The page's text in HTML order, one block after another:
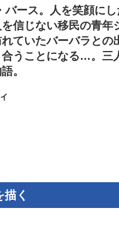
バース。人を笑顔に
信じない移民の青年
ていたバーバラとの
うことになる…。三
。
く